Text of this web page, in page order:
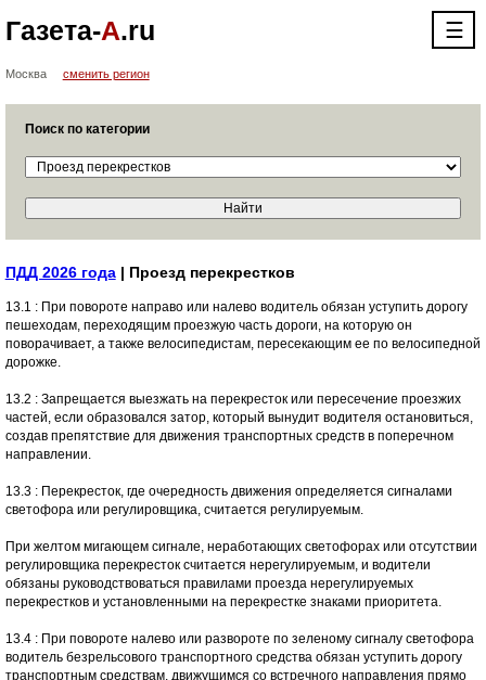
Газета-А.ru ☰
Москва сменить регион
Поиск по категории
ПДД 2026 года| Проезд перекрестков
13.1 : При повороте направо или налево водитель обязан уступить дорогу
пешеходам, переходящим проезжую часть дороги, на которую он
поворачивает, а также велосипедистам, пересекающим ее по велосипедной
дорожке.
13.2 : Запрещается выезжать на перекресток или пересечение проезжих
частей, если образовался затор, который вынудит водителя остановиться,
создав препятствие для движения транспортных средств в поперечном
направлении.
13.3 : Перекресток, где очередность движения определяется сигналами
светофора или регулировщика, считается регулируемым.
При желтом мигающем сигнале, неработающих светофорах или отсутствии
регулировщика перекресток считается нерегулируемым, и водители
обязаны руководствоваться правилами проезда нерегулируемых
перекрестков и установленными на перекрестке знаками приоритета.
13.4 : При повороте налево или развороте по зеленому сигналу светофора
водитель безрельсового транспортного средства обязан уступить дорогу
транспортным средствам, движущимся со встречного направления прямо